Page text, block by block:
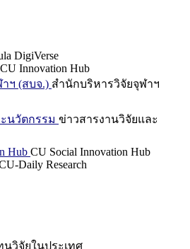
DigiVerse
CU Innovation Hub
ฯ (สบจ.) สำนักบริหารวิจัยจุฬาฯ
นวัตกรรม ข่าวสารงานวิจัยและ
Hub CU Social Innovation Hub
Daily Research
นวิจัยในประเทศ